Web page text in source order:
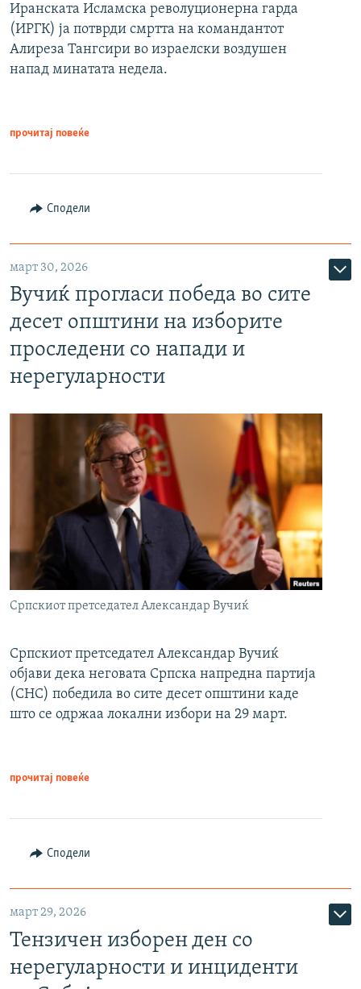
Иранската Исламска револуционерна гарда
(ИРГК) ја потврди смртта на командантот
Алиреза Тангсири во израелски воздушен
напад минатата недела.
прочитај повеќе
Сподели
март 30, 2026
Вучиќ прогласи победа во сите
десет општини на изборите
проследени со напади и
нерегуларности
Српскиот претседател Александар Вучиќ
Српскиот претседател Александар Вучиќ
објави дека неговата Српска напредна партија
(СНС) победила во сите десет општини каде
што се одржаа локални избори на 29 март.
прочитај повеќе
Сподели
март 29, 2026
Тензичен изборен ден со
нерегуларности и инциденти